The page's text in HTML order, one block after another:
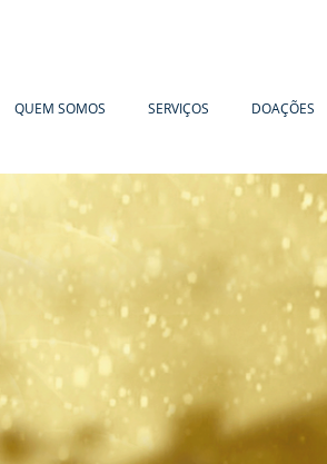
QUEM SOMOS SERVIÇOS DOAÇÕES